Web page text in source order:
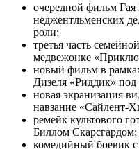
очередной фильм
неджентльменских
роли;
третья часть
медвежонке
новый фильм в
Дизеля «Риддик»
новая экранизация
навзание «Cайлент-
ремейк культового
Биллом Скарсгардом;
комедийный боевик